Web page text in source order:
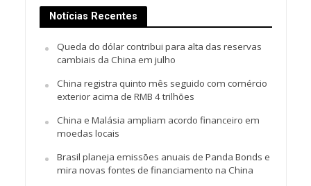
Notícias Recentes
Queda do dólar contribui para alta das reservas
cambiais da China em julho
China registra quinto mês seguido com comércio
exterior acima de RMB 4 trilhões
China e Malásia ampliam acordo financeiro em
moedas locais
Brasil planeja emissões anuais de Panda Bonds e
mira novas fontes de financiamento na China